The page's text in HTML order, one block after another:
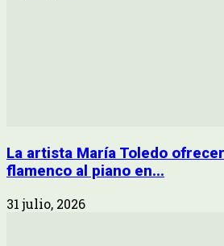
La artista María Toledo
flamenco al piano en...
31 julio, 2026